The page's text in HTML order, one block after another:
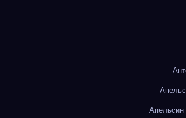
Апельсин